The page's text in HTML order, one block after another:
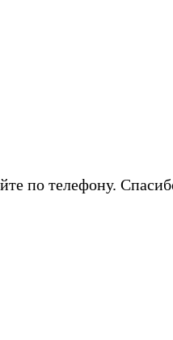
по телефону.